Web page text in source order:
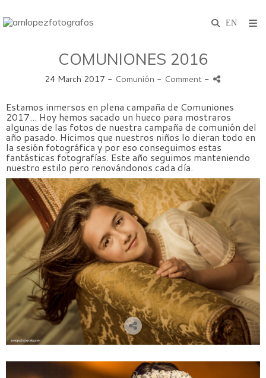
COMUNIONES 2016
24 March 2017 - Comunión - Comment -
Estamos inmersos en plena campaña de Comuniones
2017... Hoy hemos sacado un hueco para mostraros
algunas de las fotos de nuestra campaña de comunión del
año pasado. Hicimos que nuestros niños lo dieran todo en
la sesión fotográfica y por eso conseguimos estas
fantásticas fotografías. Este año seguimos manteniendo
nuestro estilo pero renovándonos cada día.